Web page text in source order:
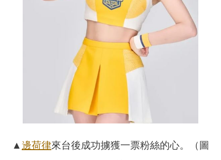
▲ 邊荷律來台後成功擄獲一票粉絲的心。（圖